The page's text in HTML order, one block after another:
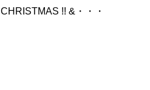
CHRISTMAS !! &・・・